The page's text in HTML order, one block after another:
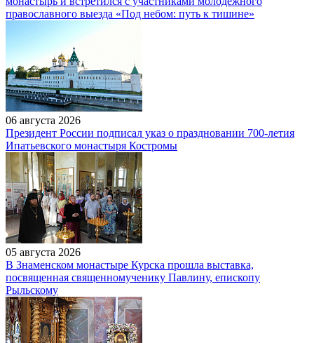
православного выезда «Под небом: путь к тишине»
06 августа 2026
Президент России подписал указ о праздновании 700-летия
Ипатьевского монастыря Костромы
05 августа 2026
В Знаменском монастыре Курска прошла выставка,
посвященная священномученику Павлину, епископу
Рыльскому